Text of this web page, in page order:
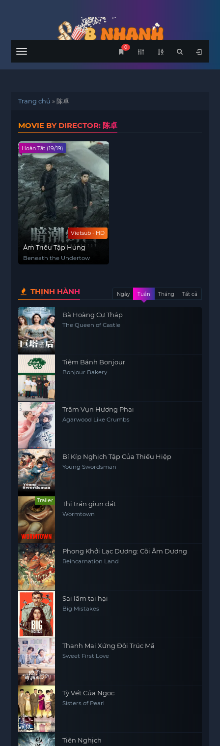
Menu
0
Trang chủ »陈卓
MOVIE BY DIRECTOR: 陈卓
Vietsub - HD
Hoàn Tất (19/19)
Ám Triều Tập Hung
Beneath the Undertow
THỊNH HÀNH Ngày Tuần Tháng Tất cả
Bà Hoàng Cự Tháp
The Queen of Castle
Tiệm Bánh Bonjour
Bonjour Bakery
Trầm Vụn Hương Phai
Agarwood Like Crumbs
Bí Kíp Nghịch Tập Của Thiếu Hiệp
Young Swordsman
Trailer Thị trấn giun đất
Wormtown
Phong Khởi Lạc Dương: Cõi Âm Dương
Reincarnation Land
Sai lầm tai hại
Big Mistakes
Thanh Mai Xứng Đôi Trúc Mã
Sweet First Love
Tỳ Vết Của Ngọc
Sisters of Pearl
Tiên Nghịch